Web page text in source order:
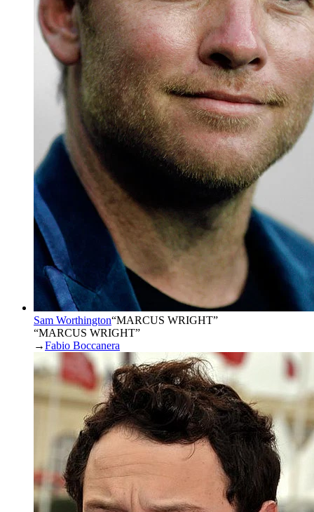
Sam Worthington“MARCUS WRIGHT”
“MARCUS WRIGHT”
→Fabio Boccanera